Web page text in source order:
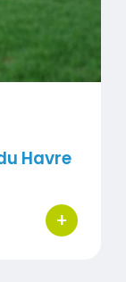
Havre
+
bouton